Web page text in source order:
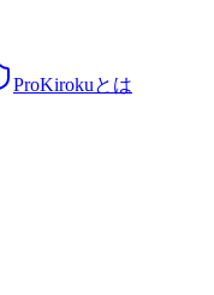
ProKirokuとは